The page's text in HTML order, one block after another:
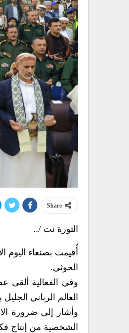
Share
الثورة نت /..
أُقيمت بصنعاء اليوم
الحوثي.
وفي الفعالية ألقى
العالم الرباني
وأشار إلى ضرورة
الشخصية من إنتاج